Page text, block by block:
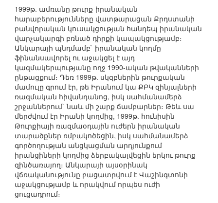
1999թ. ամռանը թուրք-իրանական
հարաբերությունները վատթարացան Քրդստանի
բանվորական կուսակցության հանդեպ իրանական
վարչակարգի բռնած դիրքի կապակցությամբ։
Անկարայի պնդմամբ` իրանական կողմը
ֆինանսավորել ու աջակցել է այդ
կազմակերպությանը ողջ 1990-ական թվականների
ընթացքում։ Դեռ 1999թ. սկզբներին թուրքական
մամուլը գրում էր, թե Իրանում կա ՔԲԿ զինյալների
ռազմական հիվանդանոց, իսկ սահմանամերձ
շրջաններում` նաև մի շարք ճամբարներ։ Թեև սա
մերժվում էր Իրանի կողմից, 1999թ. հունիսին
Թուրքիայի ռազմաօդային ուժերն իրանական
տարածքներ ռմբակոծեցին, իսկ սահմանամերձ
գործողության անցկացման արդյունքում
իրանցիների կողմից ձերբակալվեցին երկու թուրք
զինծառայող։ Անկարայի այսօրինակ
վճռականությունը բացատրվում է Վաշինգտոնի
աջակցությամբ և որակվում որպես ուժի
ցուցադրում։